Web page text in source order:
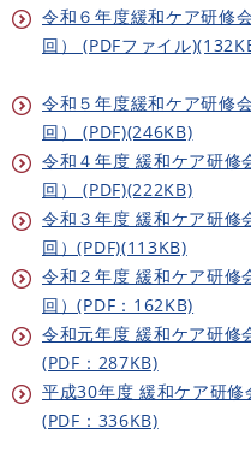
令和６年度緩和ケア研修
回） (PDFファイル
令和５年度緩和ケア研修
回） (PDF)(246KB)
令和４年度 緩和ケア研
回） (PDF)(222KB)
令和３年度 緩和ケア研修
回）(PDF)(113KB)
令和２年度 緩和ケア研
回）(PDF：162KB)
令和元年度 緩和ケア研
(PDF：287KB)
平成30年度 緩和ケア研
(PDF：336KB)